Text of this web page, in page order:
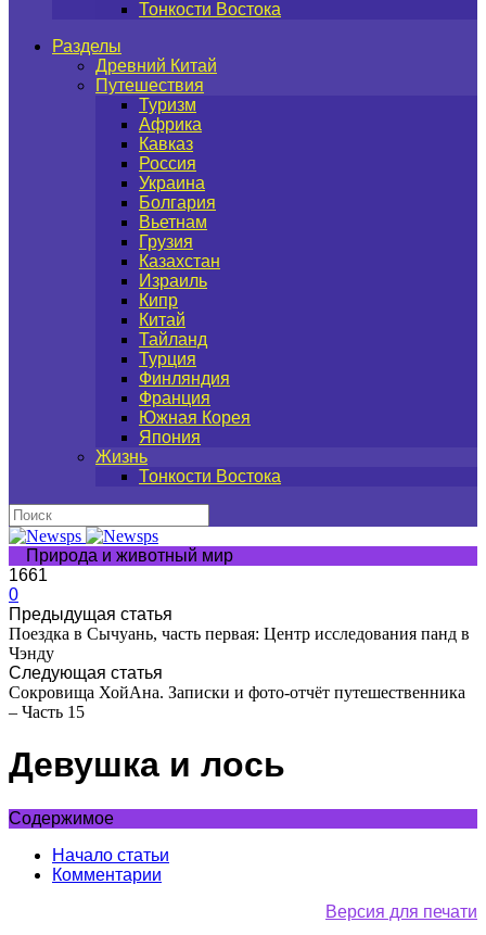
Тонкости Востока
Разделы
Древний Китай
Путешествия
Туризм
Африка
Кавказ
Россия
Украина
Болгария
Вьетнам
Грузия
Казахстан
Израиль
Кипр
Китай
Тайланд
Турция
Финляндия
Франция
Южная Корея
Япония
Жизнь
Тонкости Востока
Природа и животный мир
1661
0
Предыдущая статья
Поездка в Сычуань, часть первая: Центр исследования панд в
Чэнду
Следующая статья
Сокровища ХойАна. Записки и фото-отчёт путешественника
– Часть 15
Девушка и лось
Содержимое
Начало статьи
Комментарии
Версия для печати